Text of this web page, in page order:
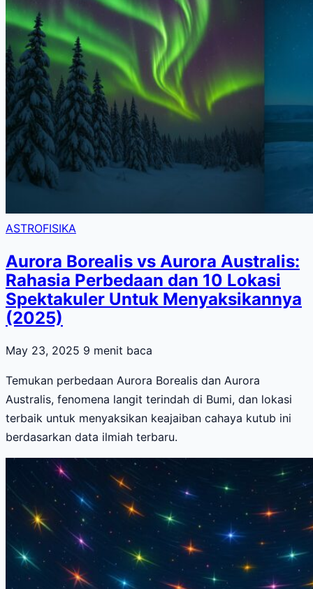
ASTROFISIKA
Aurora Borealis vs Aurora Australis:
Rahasia Perbedaan dan 10 Lokasi
Spektakuler Untuk Menyaksikannya
(2025)
May 23, 2025 9 menit baca
Temukan perbedaan Aurora Borealis dan Aurora
Australis, fenomena langit terindah di Bumi, dan lokasi
terbaik untuk menyaksikan keajaiban cahaya kutub ini
berdasarkan data ilmiah terbaru.